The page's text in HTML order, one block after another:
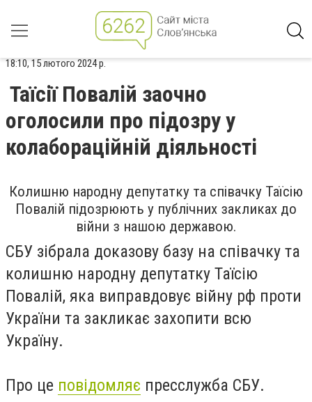
18:10, 15 лютого 2024 р.
Таїсії Повалій заочно
оголосили про підозру у
колабораційній діяльності
Колишню народну депутатку та співачку Таїсію
Повалій підозрюють у публічних закликах до
війни з нашою державою.
СБУ зібрала доказову базу на співачку та
колишню народну депутатку Таїсію
Повалій, яка виправдовує війну рф проти
України та закликає захопити всю
Україну.
Про це повідомляє пресслужба СБУ.